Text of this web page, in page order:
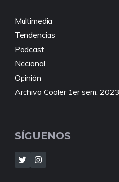
Multimedia
Tendencias
Podcast
Nacional
Opinión
Archivo Cooler 1er sem. 2023
SÍGUENOS